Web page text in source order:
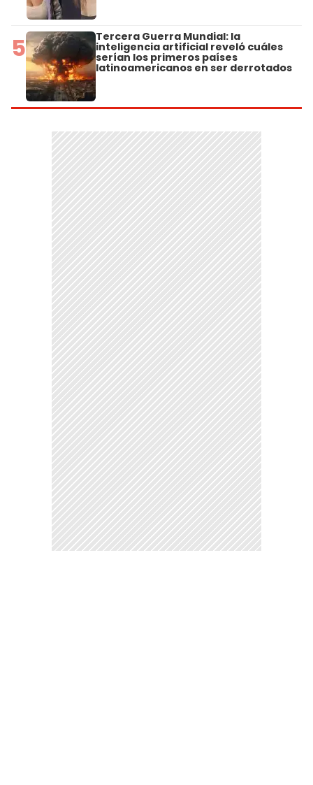
5 Tercera Guerra Mundial: la
inteligencia artificial reveló cuáles
serían los primeros países
latinoamericanos en ser derrotados